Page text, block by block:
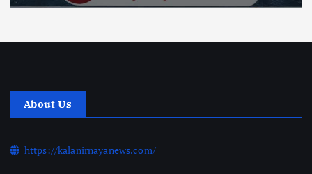
About Us
https://kalanirnayanews.com/